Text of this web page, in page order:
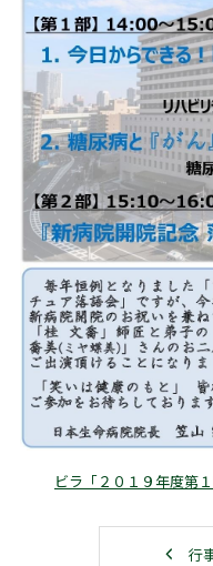
ビラ「２０１９年度第
行